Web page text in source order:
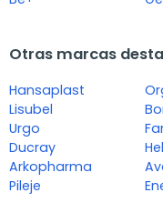
Otras marcas
Hansaplast
Lisubel
Urgo
Ducray
Arkopharma
Pileje